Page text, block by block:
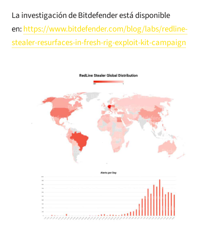
La investigación de Bitdefender está disponible
en: https://www.bitdefender.com/blog/labs/redline-
stealer-resurfaces-in-fresh-rig-exploit-kit-campaign